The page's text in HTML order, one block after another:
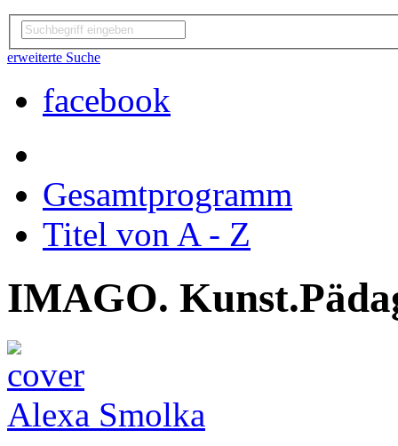
erweiterte Suche
facebook
Gesamtprogramm
Titel von A - Z
IMAGO.
Alexa Smolka